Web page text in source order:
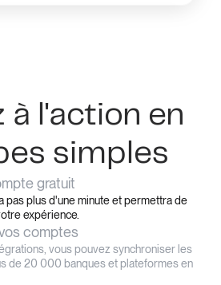
à l'action en
simples
gratuit
pas plus d'une minute et permettra de
expérience.
comptes
vous pouvez synchroniser les
de 20 000 banques et plateformes en